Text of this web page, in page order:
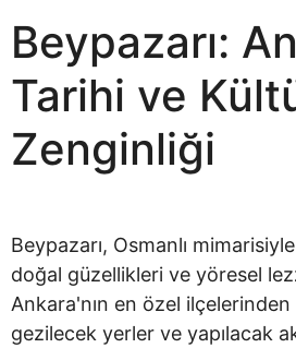
Beypazarı:
Tarihi ve
Zenginliği
Beypazarı, Osmanlı
doğal güzellikleri ve yöresel
Ankara'nın en özel
gezilecek yerler ve yapılacak